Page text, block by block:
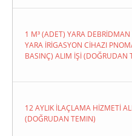
1 M³ (ADET) YARA DEBRİDMAN
YARA İRİGASYON CİHAZI
BASINÇ) ALIM İŞİ (DOĞRUDAN
12 AYLIK İLAÇLAMA HİZMETİ
(DOĞRUDAN TEMIN)